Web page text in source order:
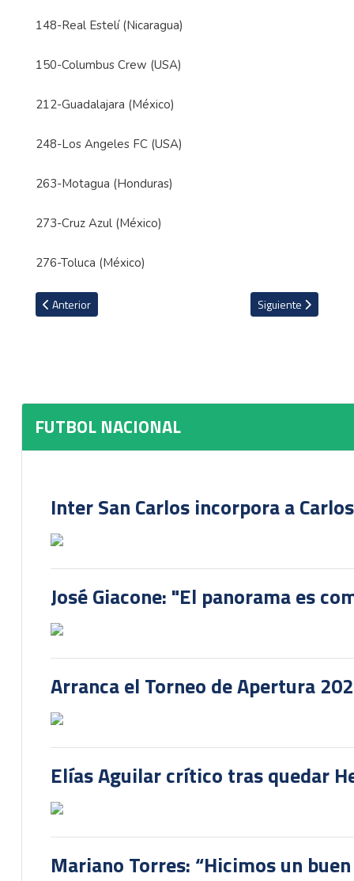
148-Real Estelí (Nicaragua)
150-Columbus Crew (USA)
212-Guadalajara (México)
248-Los Angeles FC (USA)
263-Motagua (Honduras)
273-Cruz Azul (México)
276-Toluca (México)
Artículo anterior: Cristian Oviedo dice que Santa Ana jugó como
Anterior Artículo siguiente:
Siguiente
FUTBOL NACIONAL
Inter San Carlos incorpora a
José Giacone: "El panorama es
Arranca el Torneo de Apertura
Elías Aguilar crítico tras quedar
Mariano Torres: “Hicimos un